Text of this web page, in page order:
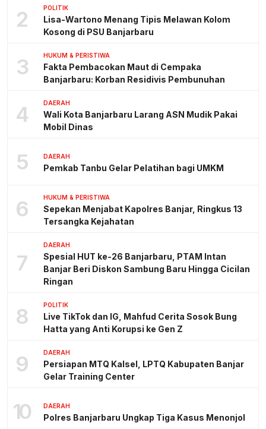
2 POLITIK
Lisa-Wartono Menang Tipis Melawan Kolom
Kosong di PSU Banjarbaru
3 HUKUM & PERISTIWA
Fakta Pembacokan Maut di Cempaka
Banjarbaru: Korban Residivis Pembunuhan
4 DAERAH
Wali Kota Banjarbaru Larang ASN Mudik Pakai
Mobil Dinas
5 DAERAH
Pemkab Tanbu Gelar Pelatihan bagi UMKM
6 HUKUM & PERISTIWA
Sepekan Menjabat Kapolres Banjar, Ringkus 13
Tersangka Kejahatan
7
DAERAH
Spesial HUT ke-26 Banjarbaru, PTAM Intan
Banjar Beri Diskon Sambung Baru Hingga Cicilan
Ringan
8 POLITIK
Live TikTok dan IG, Mahfud Cerita Sosok Bung
Hatta yang Anti Korupsi ke Gen Z
9 DAERAH
Persiapan MTQ Kalsel, LPTQ Kabupaten Banjar
Gelar Training Center
10 DAERAH
Polres Banjarbaru Ungkap Tiga Kasus Menonjol